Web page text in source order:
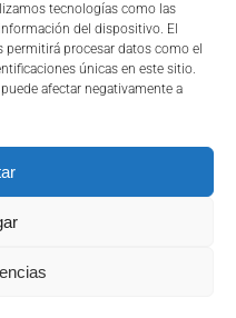
tecnologías como las
del dispositivo. El
procesar datos como el
únicas en este sitio.
afectar negativamente a
de la IA
para las
generativa está
empresarial, y se